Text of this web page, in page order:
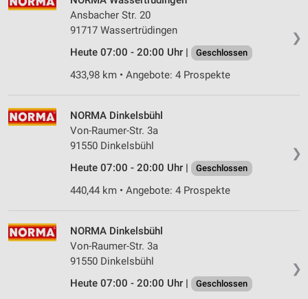
❯
Ansbacher Str. 20
91717 Wassertrüdingen
Heute 07:00 - 20:00 Uhr |
Geschlossen
433,98 km • Angebote: 4 Prospekte
❯
NORMA Dinkelsbühl
Von-Raumer-Str. 3a
91550 Dinkelsbühl
Heute 07:00 - 20:00 Uhr |
Geschlossen
440,44 km • Angebote: 4 Prospekte
❯
NORMA Dinkelsbühl
Von-Raumer-Str. 3a
91550 Dinkelsbühl
Heute 07:00 - 20:00 Uhr |
Geschlossen